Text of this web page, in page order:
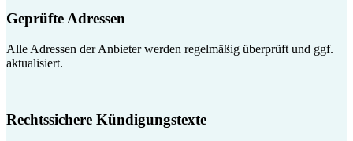
Geprüfte Adressen
Alle Adressen der Anbieter werden regelmäßig überprüft und ggf.
aktualisiert.
Rechtssichere Kündigungstexte